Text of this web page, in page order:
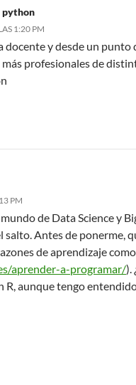
python
1:20 PM
docente y desde un
profesionales de
PM
de Data Science y
salto. Antes de ponerme,
de aprendizaje
aprender-a-programar/).
R, aunque tengo